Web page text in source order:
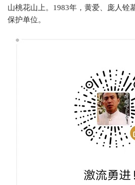
山桃花山上。1983年，黄爱、庞人铨
保护单位。